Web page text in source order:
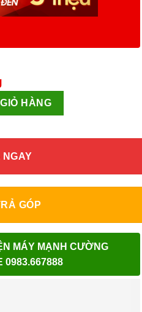
A25VM số lượng
HÀNG
NGAY
GÓP
MÁY MẠNH CƯỜNG
0983.667888